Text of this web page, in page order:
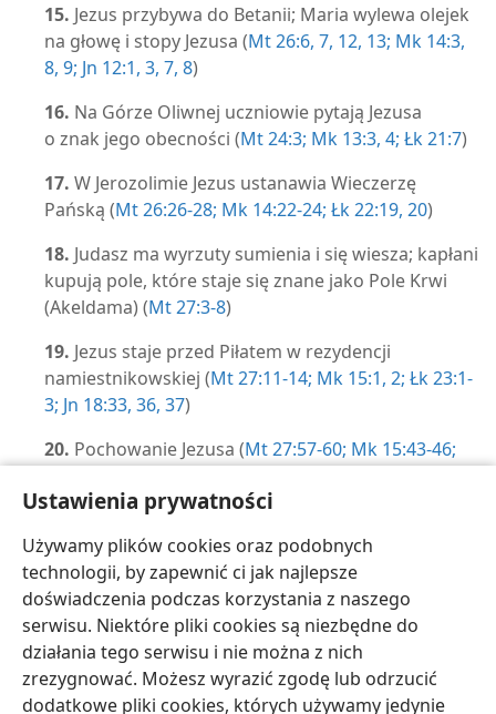
Ustawienia prywatności
Używamy plików cookies oraz podobnych
technologii, by zapewnić ci jak najlepsze
doświadczenia podczas korzystania z naszego
serwisu. Niektóre pliki cookies są niezbędne do
działania tego serwisu i nie można z nich
zrezygnować. Możesz wyrazić zgodę lub odrzucić
dodatkowe pliki cookies, których używamy jedynie
15. Jezus przybywa do Betanii; Maria wylewa olejek
na głowę i stopy Jezusa (Mt 26:6, 7, 12, 13; Mk 14:3,
8, 9; Jn 12:1, 3, 7, 8)
16. Na Górze Oliwnej uczniowie pytają Jezusa
o znak jego obecności (Mt 24:3; Mk 13:3, 4; Łk 21:7)
17. W Jerozolimie Jezus ustanawia Wieczerzę
Pańską (Mt 26:26-28; Mk 14:22-24; Łk 22:19, 20)
18. Judasz ma wyrzuty sumienia i się wiesza; kapłani
kupują pole, które staje się znane jako Pole Krwi
(Akeldama) (Mt 27:3-8)
19. Jezus staje przed Piłatem w rezydencji
namiestnikowskiej (Mt 27:11-14; Mk 15:1, 2; Łk 23:1-
3; Jn 18:33, 36, 37)
20. Pochowanie Jezusa (Mt 27:57-60; Mk 15:43-46;
W Galilei Jezus zleca zadanie pozyskiwania
uczniów (Mt 28:16-20)
polski Udostępnij Ustawienia